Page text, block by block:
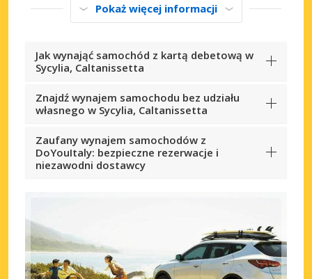
Pokaż więcej informacji
Jak wynająć samochód z kartą debetową w
Sycylia, Caltanissetta
Znajdź wynajem samochodu bez udziału
własnego w Sycylia, Caltanissetta
Zaufany wynajem samochodów z
DoYouItaly: bezpieczne rezerwacje i
niezawodni dostawcy